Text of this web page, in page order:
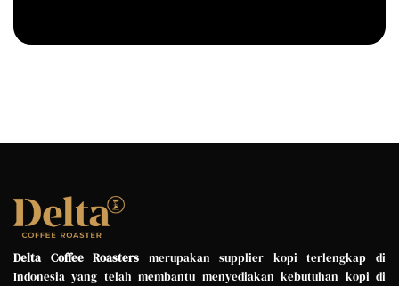
Delta Coffee Roasters merupakan supplier kopi terlengkap di
Indonesia yang telah membantu menyediakan kebutuhan kopi di